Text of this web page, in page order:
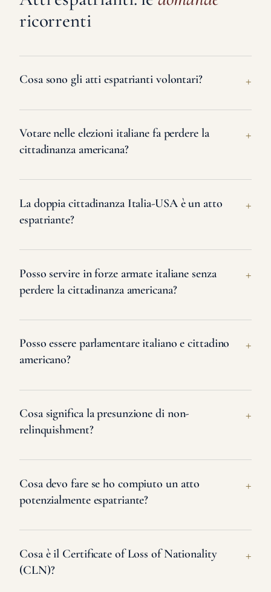
ricorrenti
Cosa sono gli atti espatrianti volontari?
Votare nelle elezioni italiane fa perdere la
cittadinanza americana?
La doppia cittadinanza Italia-USA è un atto
espatriante?
Posso servire in forze armate italiane senza
perdere la cittadinanza americana?
Posso essere parlamentare italiano e cittadino
americano?
Cosa significa la presunzione di non-
relinquishment?
Cosa devo fare se ho compiuto un atto
potenzialmente espatriante?
Cosa è il Certificate of Loss of Nationality
(CLN)?